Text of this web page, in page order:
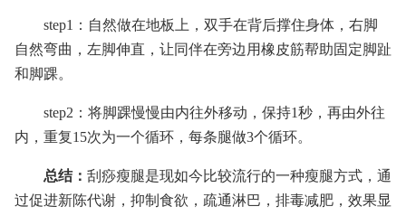
step1：自然做在地板上，双手在背后撑住身体，右脚
自然弯曲，左脚伸直，让同伴在旁边用橡皮筋帮助固定脚趾
和脚踝。
step2：将脚踝慢慢由内往外移动，保持1秒，再由外往
内，重复15次为一个循环，每条腿做3个循环。
总结： 刮痧瘦腿是现如今比较流行的一种瘦腿方式，通
过促进新陈代谢，抑制食欲，疏通淋巴，排毒减肥，效果显